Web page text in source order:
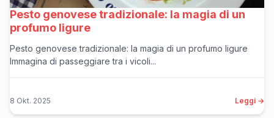
Pesto genovese tradizionale: la magia di un
profumo ligure
Pesto genovese tradizionale: la magia di un profumo ligure
Immagina di passeggiare tra i vicoli...
8 Okt. 2025 Leggi →